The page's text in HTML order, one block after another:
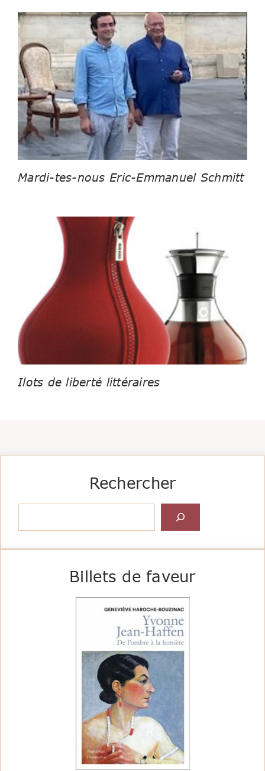
Mardi-tes-nous Eric-Emmanuel Schmitt
Ilots de liberté littéraires
Rechercher
Billets de faveur